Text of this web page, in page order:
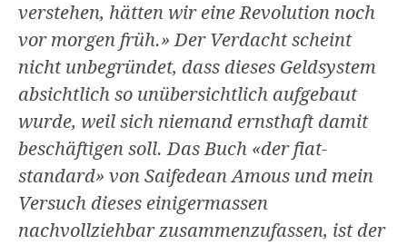
verstehen, hätten wir eine Revolution noch
vor morgen früh.» Der Verdacht scheint
nicht unbegründet, dass dieses Geldsystem
absichtlich so unübersichtlich aufgebaut
wurde, weil sich niemand ernsthaft damit
beschäftigen soll. Das Buch «der fiat-
standard» von Saifedean Amous und mein
Versuch dieses einigermassen
nachvollziehbar zusammenzufassen, ist der